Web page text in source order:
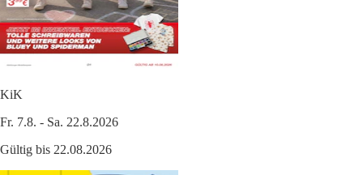
KiK
Fr. 7.8. - Sa. 22.8.2026
Gültig bis 22.08.2026